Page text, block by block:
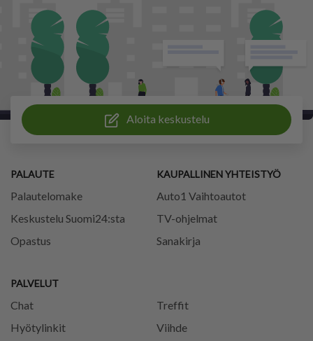
Aloita keskustelu
PALAUTE
Palautelomake
Keskustelu Suomi24:sta
Opastus
PALVELUT
Chat
Treffit
Hyötylinkit
Viihde
KAUPALLINEN YHTEISTYÖ
Auto1 Vaihtoautot
TV-ohjelmat
Sanakirja